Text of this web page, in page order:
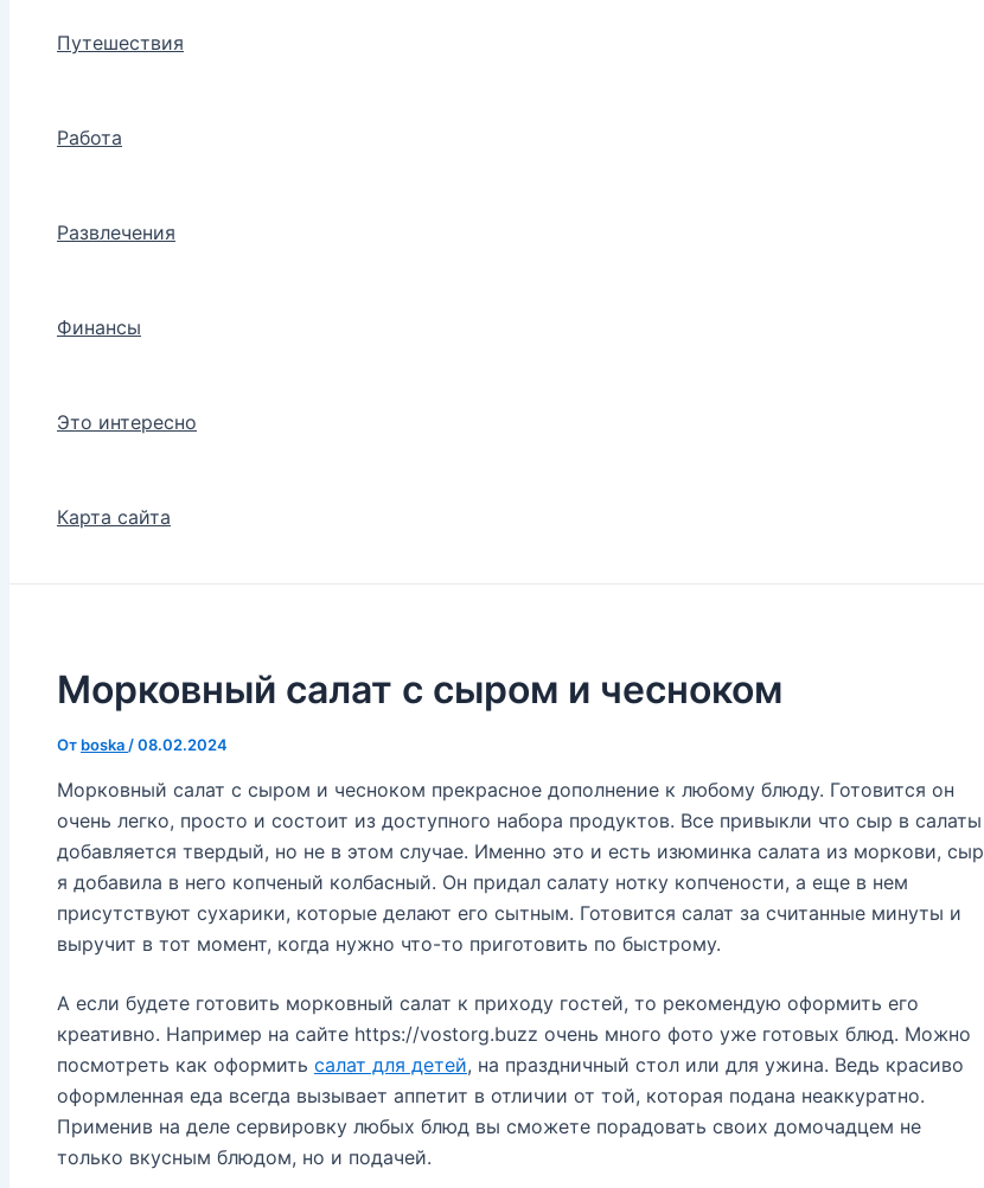
Путешествия
Работа
Развлечения
Финансы
Это интересно
Карта сайта
Морковный салат с сыром и чесноком
От boska /08.02.2024
Морковный салат с сыром и чесноком прекрасное дополнение к любому блюду. Готовится он
очень легко, просто и состоит из доступного набора продуктов. Все привыкли что сыр в салаты
добавляется твердый, но не в этом случае. Именно это и есть изюминка салата из моркови, сыр
я добавила в него копченый колбасный. Он придал салату нотку копчености, а еще в нем
присутствуют сухарики, которые делают его сытным. Готовится салат за считанные минуты и
выручит в тот момент, когда нужно что-то приготовить по быстрому.
А если будете готовить морковный салат к приходу гостей, то рекомендую оформить его
креативно. Например на сайте https://vostorg.buzz очень много фото уже готовых блюд. Можно
посмотреть как оформить салат для детей, на праздничный стол или для ужина. Ведь красиво
оформленная еда всегда вызывает аппетит в отличии от той, которая подана неаккуратно.
Применив на деле сервировку любых блюд вы сможете порадовать своих домочадцем не
только вкусным блюдом, но и подачей.